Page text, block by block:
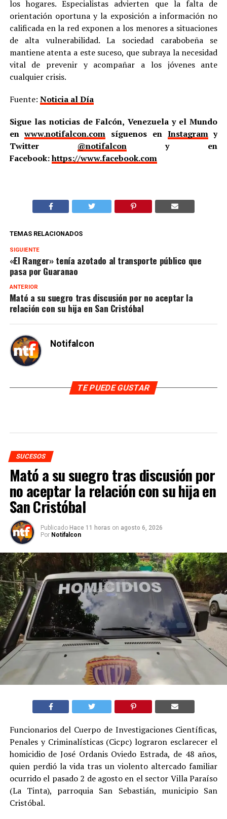
los hogares. Especialistas advierten que la falta de
orientación oportuna y la exposición a información no
calificada en la red exponen a los menores a situaciones
de alta vulnerabilidad. La sociedad carabobeña se
mantiene atenta a este suceso, que subraya la necesidad
vital de prevenir y acompañar a los jóvenes ante
cualquier crisis.
Fuente: Noticia al Día
Sigue las noticias de Falcón, Venezuela y el Mundo
enwww.notifalcon.com síguenos en Instagramy
Twitter @notifalcony en
Facebook:https://www.facebook.com
TEMAS RELACIONADOS
SIGUIENTE
«El Ranger» tenía azotado al transporte público que
pasa por Guaranao
ANTERIOR
Mató a su suegro tras discusión por no aceptar la
relación con su hija en San Cristóbal
Notifalcon
TE PUEDE GUSTAR
SUCESOS
Mató a su suegro tras discusión por
no aceptar la relación con su hija en
San Cristóbal
Publicado Hace 11 horas on agosto 6, 2026
Por Notifalcon
Funcionarios del Cuerpo de Investigaciones Científicas,
Penales y Criminalísticas (Cicpc) lograron esclarecer el
homicidio de José Ordanis Oviedo Estrada, de 48 años,
quien perdió la vida tras un violento altercado familiar
ocurrido el pasado 2 de agosto en el sector Villa Paraíso
(La Tinta), parroquia San Sebastián, municipio San
Cristóbal.